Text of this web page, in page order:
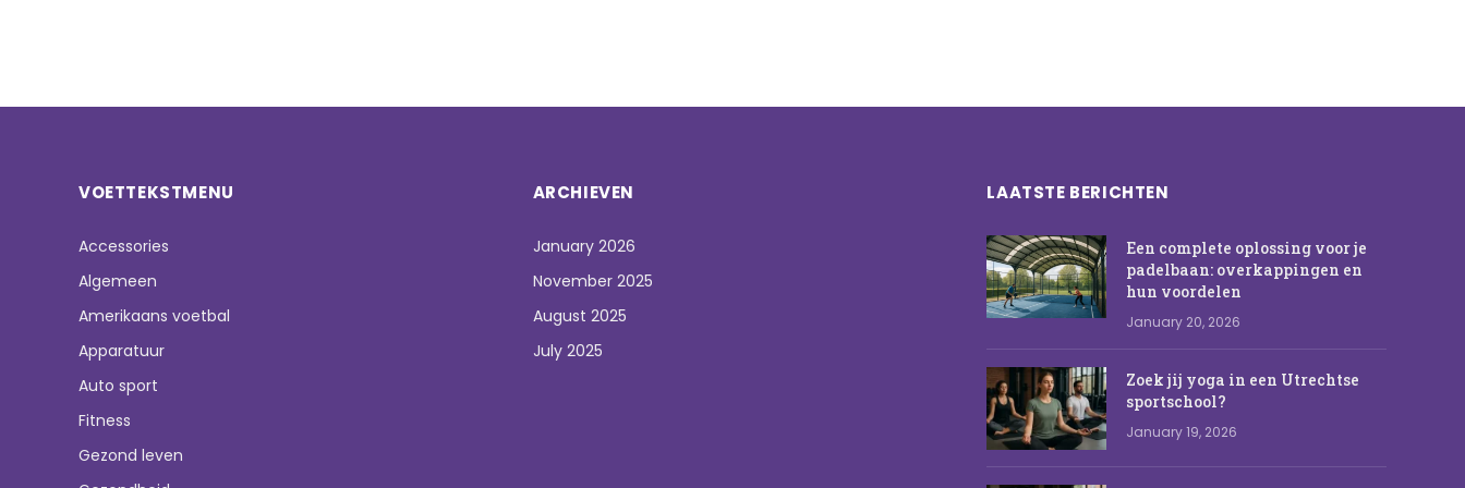
VOETTEKSTMENU
Accessories
Algemeen
Amerikaans voetbal
Apparatuur
Auto sport
Fitness
Gezond leven
ARCHIEVEN
January 2026
November 2025
August 2025
July 2025
LAATSTE BERICHTEN
Een complete oplossing voor je
padelbaan: overkappingen en
hun voordelen
January 20, 2026
Zoek jij yoga in een Utrechtse
sportschool?
January 19, 2026